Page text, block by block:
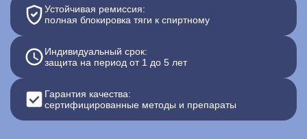
Акции и скидки
Вопрос-ответ
Записаться онлайн
Устойчивая ремиссия:
полная блокировка тяги к спиртному
Индивидуальный срок:
защита на период от 1 до 5 лет
Гарантия качества:
сертифицированные методы и препараты